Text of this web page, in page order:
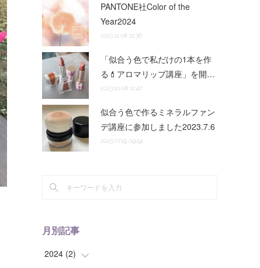
PANTONE社Color of the
Year2024
2023.12.08 12:36
「似合う色で私だけの1本を作
る💄アロマリップ講座」を開…
2023.10.08 12:47
似合う色で作るミネラルファン
デ講座に参加しました2023.7.6
2023.07.19 09:54
月別記事
2024 (2)